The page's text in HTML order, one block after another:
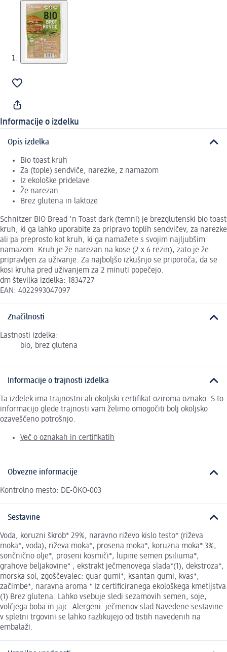
Informacije o izdelku
Opis izdelka
Bio toast kruh
Za (tople) sendviče, narezke, z namazom
Iz ekološke pridelave
Že narezan
Brez glutena in laktoze
Schnitzer BIO Bread 'n Toast dark (temni) je brezglutenski bio toast
kruh, ki ga lahko uporabite za pripravo toplih sendvičev, za narezke
ali pa preprosto kot kruh, ki ga namažete s svojim najljubšim
namazom. Kruh je že narezan na kose (2 x 6 rezin), zato je že
pripravljen za uživanje. Za najboljšo izkušnjo se priporoča, da se
kosi kruha pred uživanjem za 2 minuti popečejo.
dm številka izdelka: 1834727
EAN: 4022993047097
Značilnosti
Lastnosti izdelka:
bio, brez glutena
Informacije o trajnosti izdelka
Ta izdelek ima trajnostni ali okoljski certifikat oziroma oznako. S to
informacijo glede trajnosti vam želimo omogočiti bolj okoljsko
ozaveščeno potrošnjo.
Več o oznakah in certifikatih
Obvezne informacije
Kontrolno mesto: DE-ÖKO-003
Sestavine
Voda, koruzni škrob* 29%, naravno riževo kislo testo* (riževa
moka*, voda), riževa moka*, prosena moka*, koruzna moka* 3%,
sončnično olje*, proseni kosmiči*, lupine semen psiliuma*,
grahove beljakovine* , ekstrakt ječmenovega slada*(1), dekstroza*,
morska sol, zgoščevalec: guar gumi*, ksantan gumi, kvas*,
začimbe*, naravna aroma * Iz certificiranega ekološkega kmetijstva
(1) Brez glutena. Lahko vsebuje sledi sezamovih semen, soje,
volčjega boba in jajc. Alergeni: ječmenov slad Navedene sestavine
v spletni trgovini se lahko razlikujejo od tistih navedenih na
embalaži.